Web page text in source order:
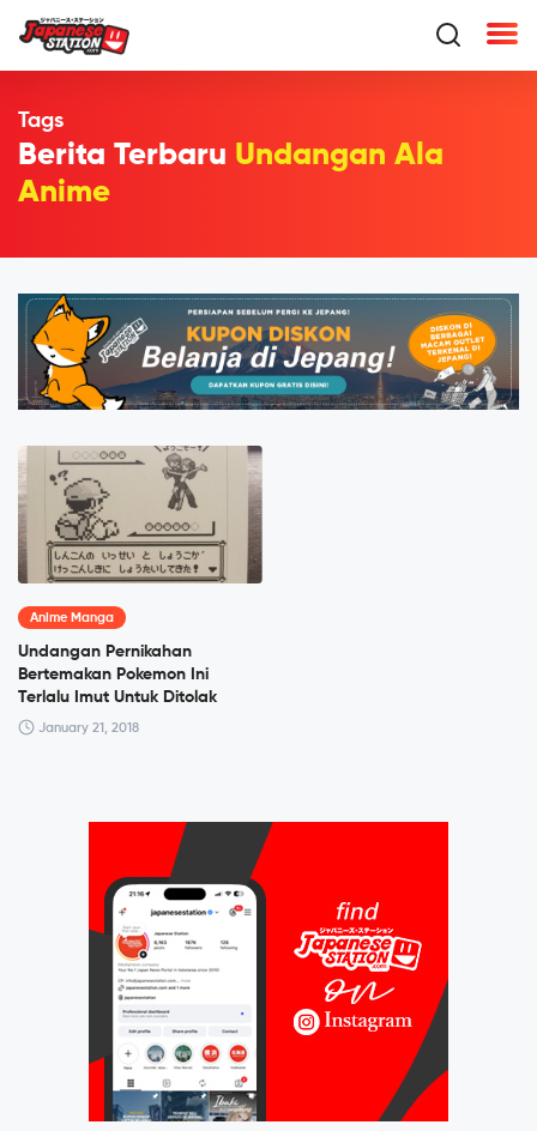
Tags
Berita Terbaru Undangan Ala
Anime
Anime Manga
Undangan Pernikahan
Bertemakan Pokemon Ini
Terlalu Imut Untuk Ditolak
January 21, 2018